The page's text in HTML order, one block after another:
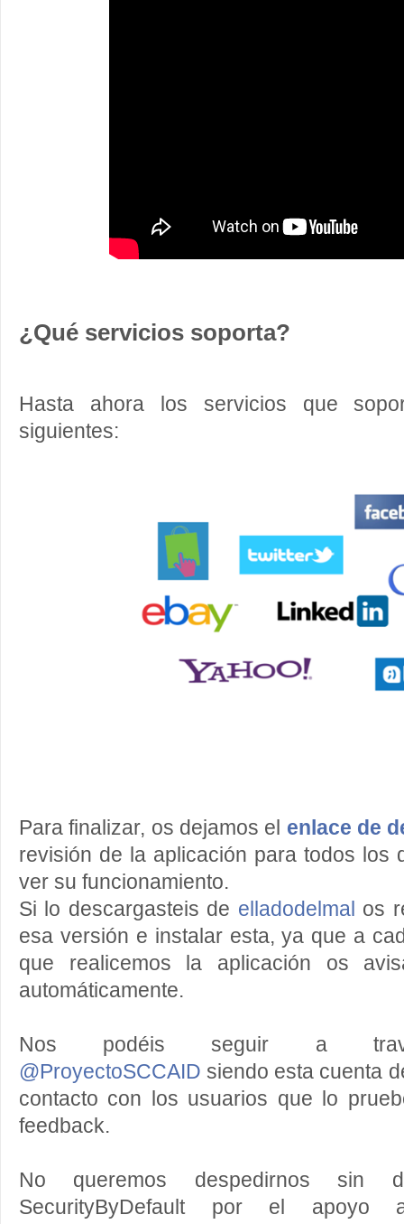
¿Qué servicios soporta?
Hasta ahora los servicios que
siguientes:
Para finalizar, os dejamos el enlace de
revisión de la aplicación para todos los
ver su funcionamiento.
Si lo descargasteis de elladodelmal os
esa versión e instalar esta, ya que a
que realicemos la aplicación os
automáticamente.
Nos podéis seguir a
@ProyectoSCCAID siendo esta cuenta
contacto con los usuarios que lo
feedback.
No queremos despedirnos
SecurityByDefault por el apoyo